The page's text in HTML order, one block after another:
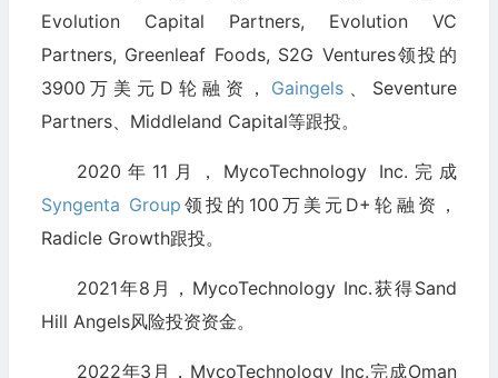
Evolution Capital Partners, Evolution VC
Partners, Greenleaf Foods, S2G Ventures领投的
3900万美元D轮融资， Gaingels 、Seventure
Partners、Middleland Capital等跟投。
2020年11月，MycoTechnology Inc.完成
Syngenta Group 领投的100万美元D+轮融资，
Radicle Growth跟投。
2021年8月，MycoTechnology Inc.获得Sand
Hill Angels风险投资资金。
2022年3月，MycoTechnology Inc.完成Oman